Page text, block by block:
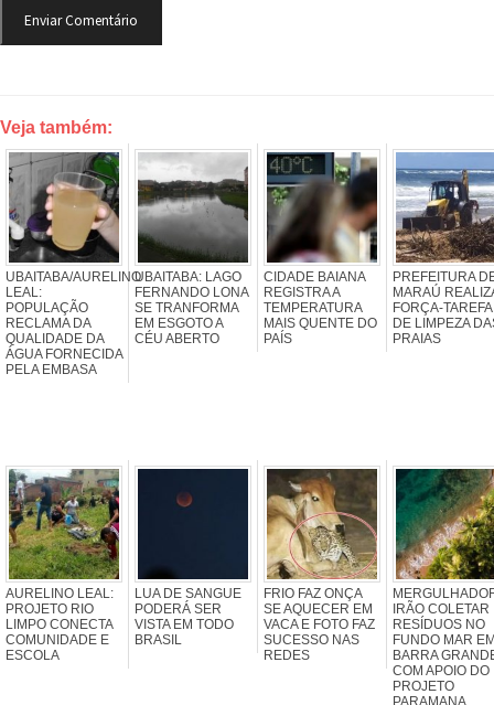
Veja também:
UBAITABA/AURELINO
LEAL:
POPULAÇÃO
RECLAMA DA
QUALIDADE DA
ÁGUA FORNECIDA
PELA EMBASA
UBAITABA: LAGO
FERNANDO LONA
SE TRANFORMA
EM ESGOTO A
CÉU ABERTO
CIDADE BAIANA
REGISTRA A
TEMPERATURA
MAIS QUENTE DO
PAÍS
PREFEITURA
MARAÚ
FORÇA-TAREFA
DE LIMPEZA
PRAIAS
AURELINO LEAL:
PROJETO RIO
LIMPO CONECTA
COMUNIDADE E
ESCOLA
LUA DE SANGUE
PODERÁ SER
VISTA EM TODO
BRASIL
FRIO FAZ ONÇA
SE AQUECER EM
VACA E FOTO FAZ
SUCESSO NAS
REDES
IRÃO COLETAR
RESÍDUOS NO
FUNDO MAR
BARRA
COM APOIO DO
PROJETO
PARAMANA